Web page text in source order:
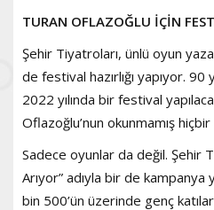
TURAN OFLAZOĞLU İÇİN
Şehir Tiyatroları, ünlü oyun
de festival hazırlığı yapıyor. 90
2022 yılında bir festival
Oflazoğlu’nun okunmamış
Sadece oyunlar da değil. Şehir
Arıyor” adıyla bir de kampanya
bin 500’ün üzerinde genç